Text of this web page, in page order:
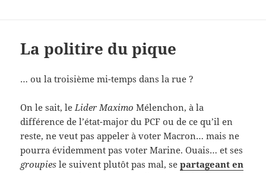
La politire du pique
… ou la troisième mi-temps dans la rue ?
On le sait, leLider Maximo Mélenchon, à la
différence de l’état-major du PCF ou de ce qu’il en
reste, ne veut pas appeler à voter Macron… mais ne
pourra évidemment pas voter Marine. Ouais… et ses
groupies le suivent plutôt pas mal, separtageant en